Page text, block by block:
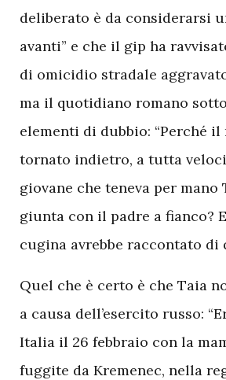
deliberato è da considerarsi
avanti” e che il gip ha
di omicidio stradale
ma il quotidiano romano
elementi di dubbio: “Perché il
tornato indietro, a tutta
giovane che teneva per mano
giunta con il padre a fianco?
cugina avrebbe raccontato di
Quel che è certo è che Taia
a causa dell’esercito russo:
Italia il 26 febbraio con la
fuggite da Kremenec, nella